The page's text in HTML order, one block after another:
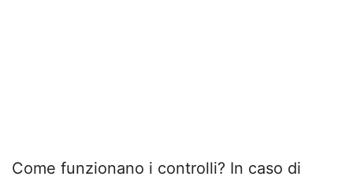
Come funzionano i controlli? In caso di